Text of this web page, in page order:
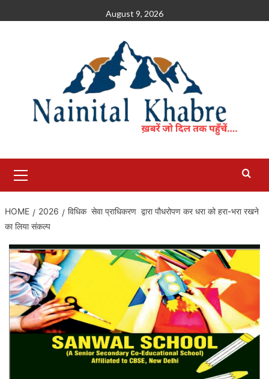
to
August 9, 2026
Menu
HOME 2026
विधिक सेवा प्राधिकरण द्वारा पौधरोपण कर धरा को हरा-भरा रखने
का लिया संकल्प